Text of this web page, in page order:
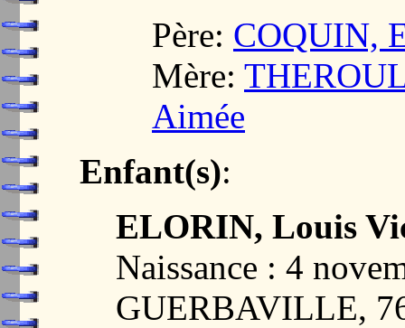
Père: COQUIN,
Mère:
Aimée
Enfant(s):
ELORIN, Louis
Naissance : 4
GUERBAVILLE,